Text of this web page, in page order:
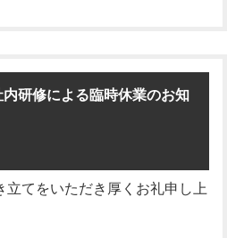
お問い合わせにつきましては、
次対応させていただきます。
おかけいたしますが、何卒ご
げます。
研修による臨時休業のお知
立てをいただき厚くお礼申し上